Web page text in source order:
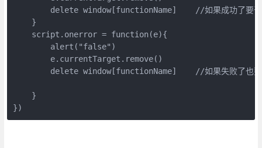
delete window[functionName]    //如果成功了要干
    }
    script.onerror = function(e){
        alert("false")
        e.currentTarget.remove()
delete window[functionName]    //如果失败了也要
    }
})